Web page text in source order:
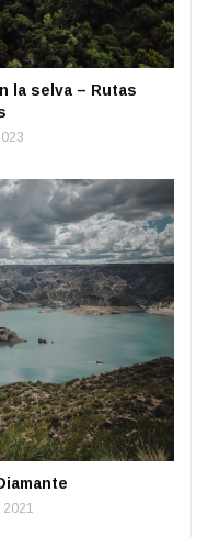
la selva – Rutas
2021